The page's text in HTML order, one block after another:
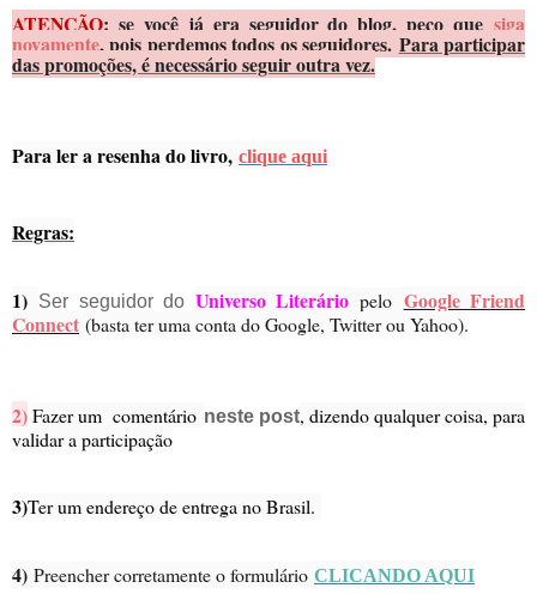
ATENÇÃO: se você já era seguidor do blog, peço que siga
novamente, pois perdemos todos os seguidores. Para participar
das promoções, é necessário seguir outra vez.
Para ler a resenha do livro, clique aqui
Regras:
1) Ser seguidor do Universo Literáriopelo Google Friend
Connect (basta ter uma conta do Google, Twitter ou Yahoo).
2)Fazer um comentário neste post, dizendo qualquer coisa, para
validar a participação
3)Ter um endereço de entrega no Brasil.
4) Preencher corretamente o formulário CLICANDO AQUI